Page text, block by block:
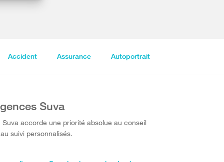
Accident Assurance Autoportrait
Suva
Suva accorde une priorité absolue au conseil
suivi personnalisés.